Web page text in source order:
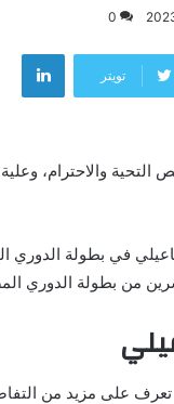
0
تويتر
والاحترام،
في بطولة الدوري
من بطولة الدوري
تعرف على مزيد من